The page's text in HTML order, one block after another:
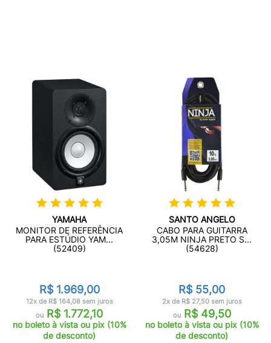
YAMAHA
MONITOR DE REFERÊNCIA
PARA ESTÚDIO YAM...
(52409)
R$ 1.969,00
12x de R$ 164,08 sem juros
ou R$ 1.772,10
no boleto à vista ou pix (10%
de desconto)
SANTO ANGELO
CABO PARA GUITARRA
3,05M NINJA PRETO S...
(54628)
R$ 55,00
2x de R$ 27,50 sem juros
ouR$ 49,50
no boleto à vista ou pix (10%
de desconto)